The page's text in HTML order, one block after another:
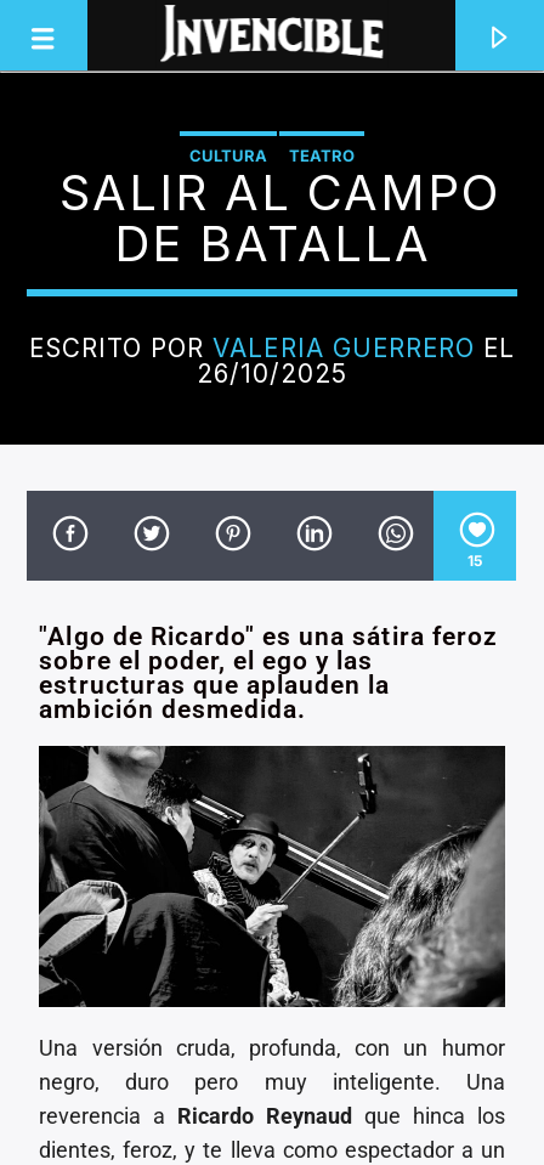
INVENCIBLE RADIO
JUNTOS SOMOS INVENCIBLES
CANCIÓN ACTUAL
TÍTULO
Invencible Radio
CULTURA TEATRO
SALIR AL CAMPO
DE BATALLA
ESCRITO PORVALERIA GUERRERO EL
26/10/2025
15
"Algo de Ricardo" es una sátira feroz
sobre el poder, el ego y las
estructuras que aplauden la
ambición desmedida.
Una versión cruda, profunda, con un humor
negro, duro pero muy inteligente. Una
reverencia a Ricardo Reynaud
que hinca los
dientes, feroz, y te lleva como espectador a un